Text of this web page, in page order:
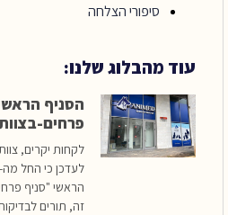
סיפורי הצלחה
עוד מהבלוג שלנו:
הסניף
פרחים-
הראשי "סניף
זה, תורים